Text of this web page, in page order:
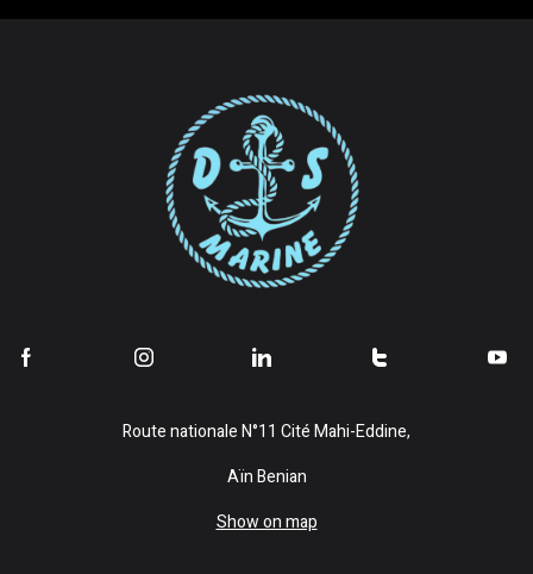
Route nationale N°11 Cité Mahi-Eddine,
Aïn Benian
Show on map